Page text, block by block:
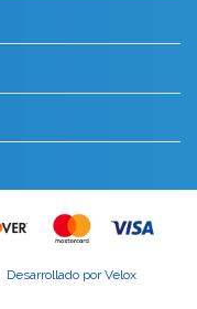
Desarrollado por Velox